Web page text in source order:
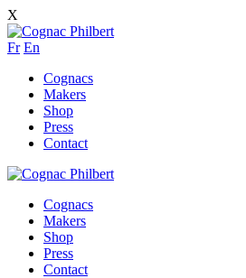
X
Fr En
Cognacs
Makers
Shop
Press
Contact
Cognacs
Makers
Shop
Press
Contact